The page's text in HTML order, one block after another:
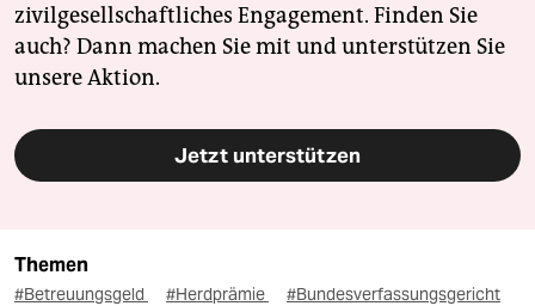
zivilgesellschaftliches Engagement. Finden Sie
auch? Dann machen Sie mit und unterstützen Sie
unsere Aktion.
Jetzt unterstützen
Themen
#Betreuungsgeld #Herdprämie
#Bundesverfassungsgericht